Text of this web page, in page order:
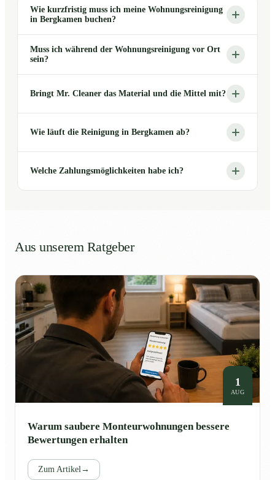
Wie kurzfristig muss ich meine Wohnungsreinigung
in Bergkamen buchen?
Muss ich während der Wohnungsreinigung vor Ort
sein?
Bringt Mr. Cleaner das Material und die Mittel mit?
Wie läuft die Reinigung in Bergkamen ab?
Welche Zahlungsmöglichkeiten habe ich?
Aus unserem Ratgeber
1
AUG
Warum saubere Monteurwohnungen bessere
Bewertungen erhalten
Zum Artikel→